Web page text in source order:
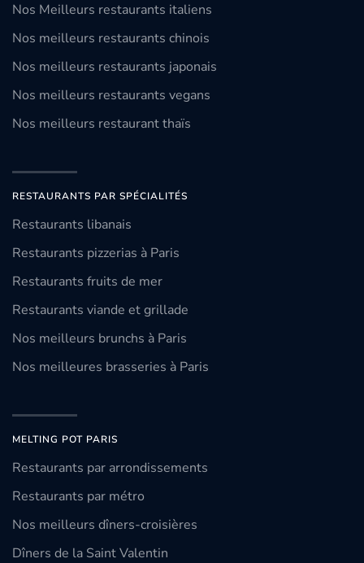
Nos Meilleurs restaurants italiens
Nos meilleurs restaurants chinois
Nos meilleurs restaurants japonais
Nos meilleurs restaurants vegans
Nos meilleurs restaurant thaïs
RESTAURANTS PAR SPÉCIALITÉS
Restaurants libanais
Restaurants pizzerias à Paris
Restaurants fruits de mer
Restaurants viande et grillade
Nos meilleurs brunchs à Paris
Nos meilleures brasseries à Paris
MELTING POT PARIS
Restaurants par arrondissements
Restaurants par métro
Nos meilleurs dîners-croisières
Dîners de la Saint Valentin